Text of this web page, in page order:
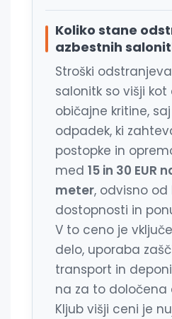
Koliko stane
azbestnih
Stroški
salonitk so višji
običajne kritine,
odpadek, ki
postopke in
med 15 in 30 EUR
meter, odvisno od
dostopnosti in
V to ceno je
delo, uporaba
transport in
na za to določena
Kljub višji ceni je